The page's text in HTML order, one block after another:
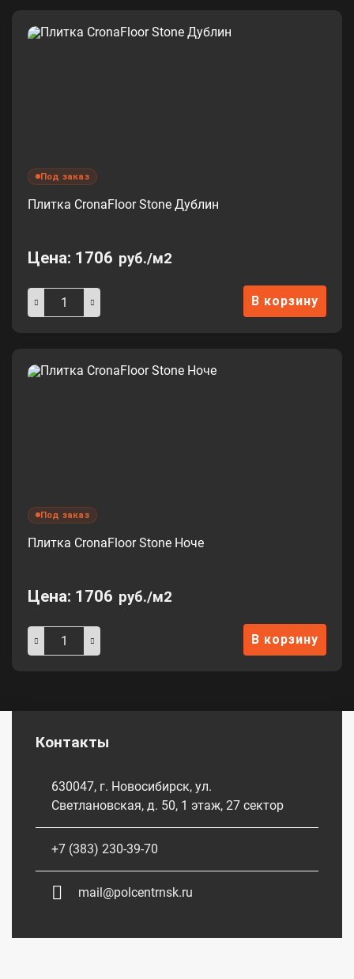
Под заказ
Плитка CronaFloor Stone Дублин
Цена: 1706 руб./м2
В корзину
Под заказ
Плитка CronaFloor Stone Ноче
Цена: 1706 руб./м2
В корзину
Контакты
630047, г. Новосибирск, ул.
Светлановская, д. 50, 1 этаж, 27 сектор
+7 (383) 230-39-70
mail@polcentrnsk.ru